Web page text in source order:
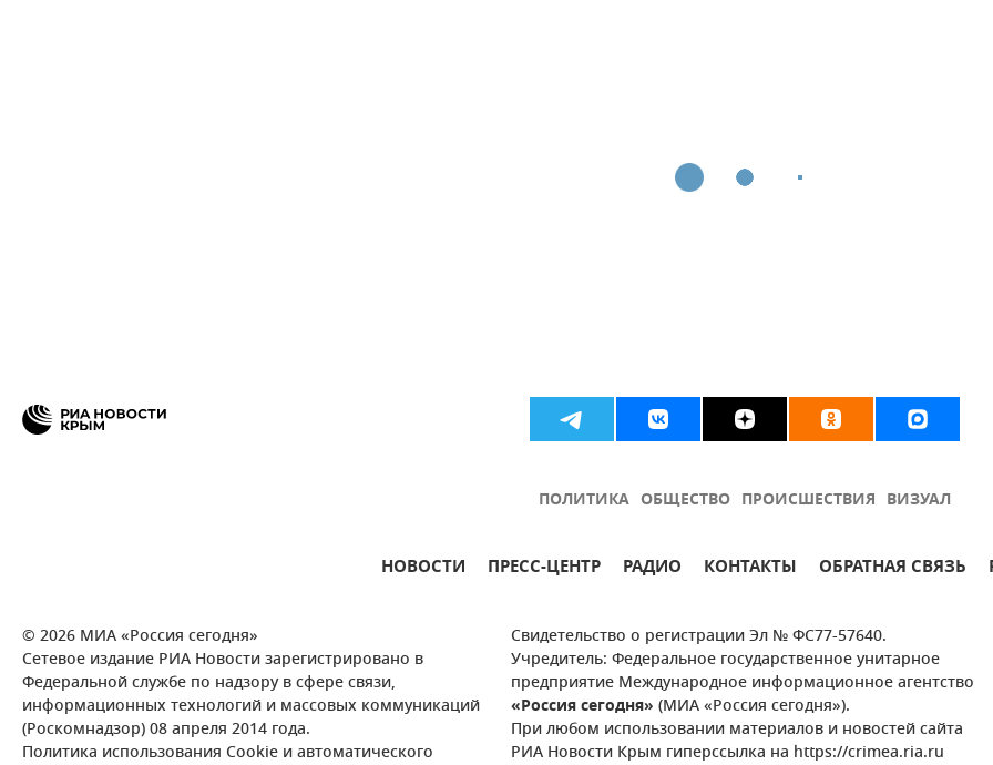
ПОЛИТИКА ОБЩЕСТВО ПРОИСШЕСТВИЯ ВИЗУАЛ
НОВОСТИ ПРЕСС-ЦЕНТР РАДИО КОНТАКТЫ ОБРАТНАЯ СВЯЗЬ
© 2026 МИА «Россия сегодня»
Сетевое издание РИА Новости зарегистрировано в
Федеральной службе по надзору в сфере связи,
информационных технологий и массовых коммуникаций
(Роскомнадзор) 08 апреля 2014 года.
Политика использования Cookie и автоматического
Свидетельство о регистрации Эл № ФС77-57640.
Учредитель: Федеральное государственное унитарное
предприятие Международное информационное агентство
«Россия сегодня» (МИА «Россия сегодня»).
При любом использовании материалов и новостей сайта
РИА Новости Крым гиперссылка на https://crimea.ria.ru